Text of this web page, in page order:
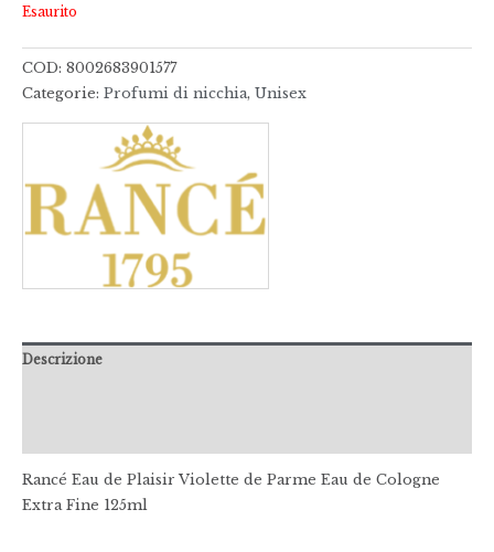
Esaurito
COD: 8002683901577
Categorie: Profumi di nicchia, Unisex
Descrizione
Rancé Eau de Plaisir Violette de Parme Eau de Cologne
Extra Fine 125ml